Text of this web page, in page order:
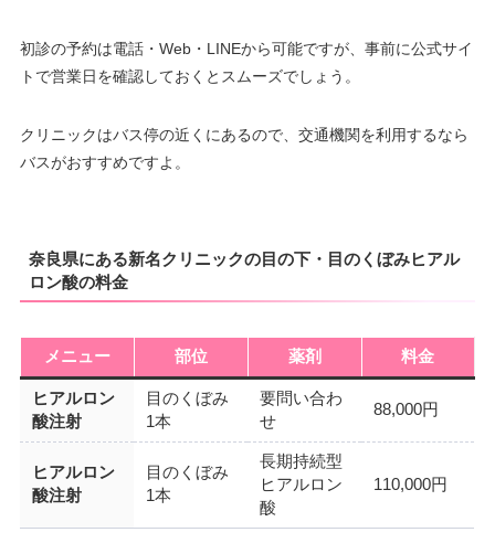
初診の予約は電話・Web・LINEから可能ですが、事前に公式サイ
トで営業日を確認しておくとスムーズでしょう。
クリニックはバス停の近くにあるので、交通機関を利用するなら
バスがおすすめですよ。
奈良県にある新名クリニックの目の下・目のくぼみヒアル
ロン酸の料金
メニュー 部位 薬剤 料金
ヒアルロン
酸注射
目のくぼみ
1本
要問い合わ
せ
88,000円
ヒアルロン
酸注射
目のくぼみ
1本
長期持続型
ヒアルロン
酸
110,000円